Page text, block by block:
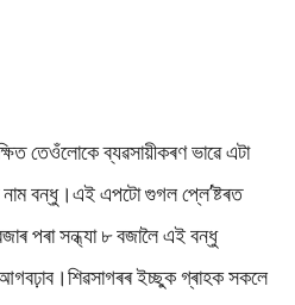
তেওঁলোকে ব্যৱসায়ীকৰণ ভাৱে এটা
বন্ধু।এই এপটো গুগল প্লে’ষ্টৰত
পৰা সন্ধ্যা ৮ বজালৈ এই বন্ধু
আগবঢ়াব।শিৱসাগৰৰ ইচ্ছুক গ্ৰাহক সকলে